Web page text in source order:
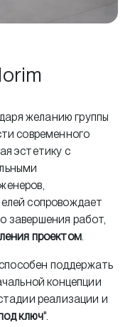
желанию группы
современного
эстетику с
сопровождает
завершения работ,
проектом.
поддержать
концепции
реализации и
ключ".